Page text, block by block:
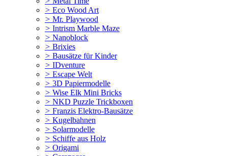
> Eco Wood Art
> Mr. Playwood
> Intrism Marble Maze
> Nanoblock
> Brixies
> Bausätze für Kinder
> IDventure
> Escape Welt
> 3D Papiermodelle
> Wise Elk Mini Bricks
> NKD Puzzle Trickboxen
> Franzis Elektro-Bausätze
> Kugelbahnen
> Solarmodelle
> Schiffe aus Holz
> Origami